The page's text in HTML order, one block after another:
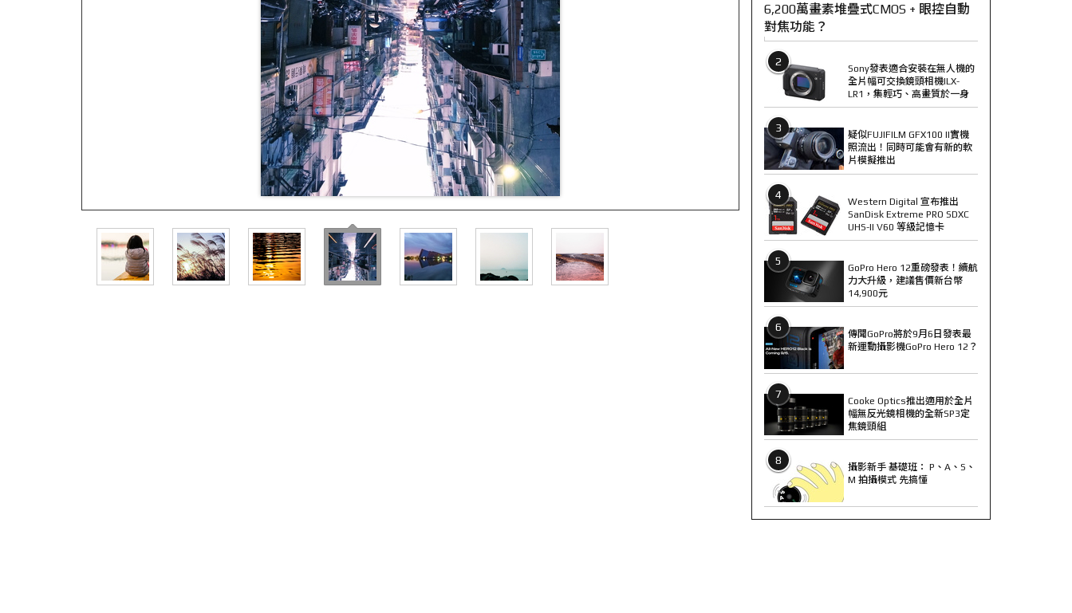
6,200萬畫素堆疊式CMOS + 眼控自動
對焦功能？
2
Sony發表適合安裝在無人機的
全片幅可交換鏡頭相機ILX-
LR1，集輕巧、高畫質於一身
3
疑似FUJIFILM GFX100 II實機
照流出！同時可能會有新的軟
片模擬推出
4
Western Digital 宣布推出
SanDisk Extreme PRO SDXC
UHS-II V60 等級記憶卡
5
GoPro Hero 12重磅發表！續航
力大升級，建議售價新台幣
14,900元
6
傳聞GoPro將於9月6日發表最
新運動攝影機GoPro Hero 12？
7
Cooke Optics推出適用於全片
幅無反光鏡相機的全新SP3定
焦鏡頭組
8
攝影新手 基礎班： P、A、S、
M 拍攝模式 先搞懂